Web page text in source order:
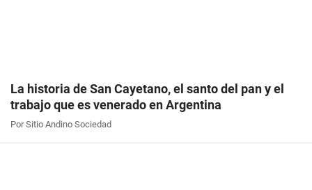
La historia de San Cayetano, el santo del pan y el
trabajo que es venerado en Argentina
Por Sitio Andino Sociedad